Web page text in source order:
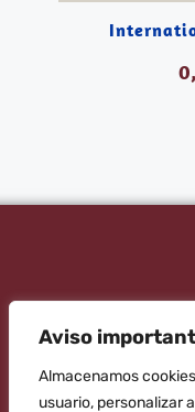
Aviso
Almacenamos
usuario, personalizar
¡Apúntate al